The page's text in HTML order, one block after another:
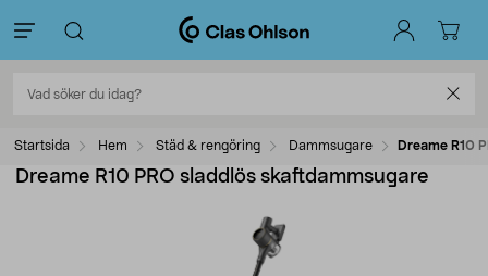
Startsida Hem Städ & rengöring Dammsugare Dreame R10
Dreame R10 PRO sladdlös skaftdammsugare